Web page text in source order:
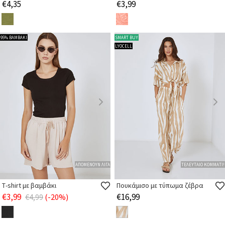
€4,35 €3,99
95% ΒΑΜΒΑΚΙ
ΑΠΟΜΕΝΟΥΝ ΛΙΓΑ
Τ-shirt με βαμβάκι
€3,99 €4,99 (-20%)
SMART BUY
LYOCELL
ΤΕΛΕΥΤΑΙΟ ΚΟΜΜΑΤΙ!
Πουκάμισο με τύπωμα ζέβρα
€16,99